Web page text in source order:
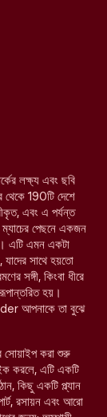
লক্ষ্য এবং ছবি
190টি দেশে
এবং এ পর্যন্ত
ম্যাচের পেছনে একজন
এটি এমন একটা
যাদের সাথে হয়তো
সঙ্গী, কিংবা ধীরে
হয়।
আপনাকে তা বুঝে
সোয়াইপ করা শুরু
করলে, এটি একটি
কিছু একটি প্ল্যান
রসায়ন এবং আরো